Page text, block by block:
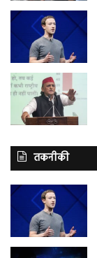
तकनीकी